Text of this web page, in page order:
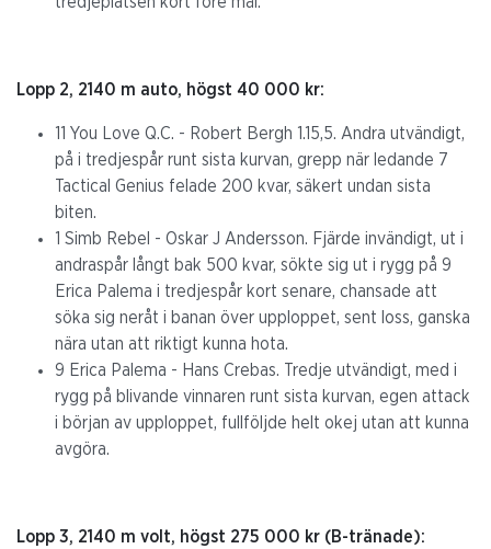
Lopp 2, 2140 m auto, högst 40 000 kr:
11 You Love Q.C. - Robert Bergh 1.15,5. Andra utvändigt,
på i tredjespår runt sista kurvan, grepp när ledande 7
Tactical Genius felade 200 kvar, säkert undan sista
biten.
1 Simb Rebel - Oskar J Andersson. Fjärde invändigt, ut i
andraspår långt bak 500 kvar, sökte sig ut i rygg på 9
Erica Palema i tredjespår kort senare, chansade att
söka sig neråt i banan över upploppet, sent loss, ganska
nära utan att riktigt kunna hota.
9 Erica Palema - Hans Crebas. Tredje utvändigt, med i
rygg på blivande vinnaren runt sista kurvan, egen attack
i början av upploppet, fullföljde helt okej utan att kunna
avgöra.
Lopp 3, 2140 m volt, högst 275 000 kr (B-tränade):